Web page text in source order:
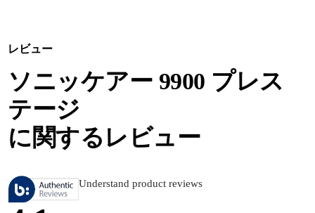
レビュー
ソニッケアー 9900 プレス
テージ
に関するレビュー
Understand product reviews